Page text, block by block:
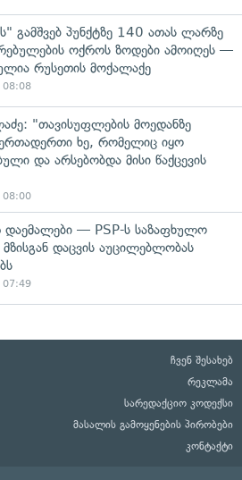
გამშვებ პუნქტზე 140 ათას ლარზე
ოქროს ზოდები ამოიღეს —
რუსეთის მოქალაქე
08:08
"თავისუფლების მოედანზე
ხე, რომელიც იყო
და არსებობდა მისი წაქცევის
08:00
დაემალები — PSP-ს საზაფხულო
მზისგან დაცვის აუცილებლობას
07:49
ჩვენ შესახებ
რეკლამა
სარედაქციო კოდექსი
მასალის გამოყენების პირობები
კონტაქტი